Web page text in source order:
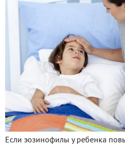
Если эозинофилы у ребенка